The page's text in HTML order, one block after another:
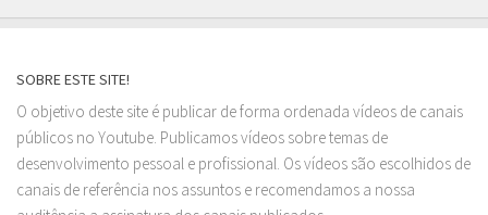
SOBRE ESTE SITE!
O objetivo deste site é publicar de forma ordenada vídeos de canais
públicos no Youtube. Publicamos vídeos sobre temas de
desenvolvimento pessoal e profissional. Os vídeos são escolhidos de
canais de referência nos assuntos e recomendamos a nossa